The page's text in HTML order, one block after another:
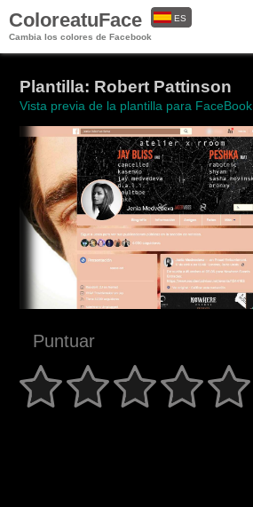
ColoreatuFace
Cambia los colores de Facebook
ES
Plantilla: Robert Pattinson
Vista previa de la plantilla para FaceBook
Puntuar